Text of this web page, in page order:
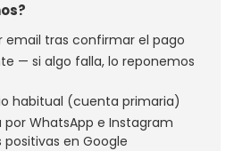
email tras confirmar el pago
— si algo falla, lo reponemos
habitual (cuenta primaria)
WhatsApp e Instagram
positivas en Google